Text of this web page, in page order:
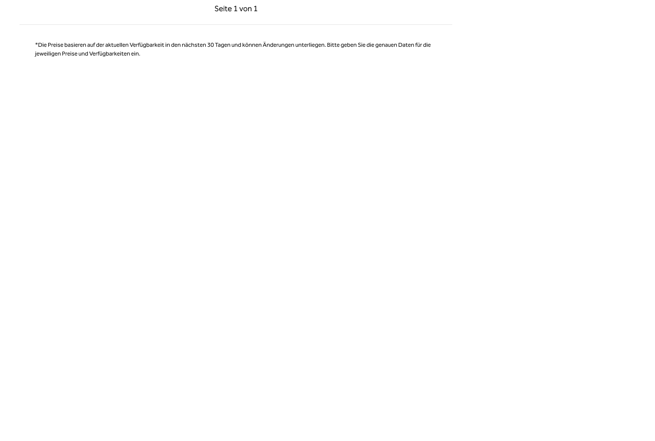
Seite 1 von 1
Vorherige Seite, 1 von 1
Seite 1 von 1
*Die Preise basieren auf der aktuellen Verfügbarkeit in den nächsten 30 Tagen und können Änderungen unterliegen. Bitte geben Sie die genauen Daten für die
jeweiligen Preise und Verfügbarkeiten ein.